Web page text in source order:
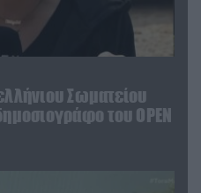
Σωματείου
του OPEN